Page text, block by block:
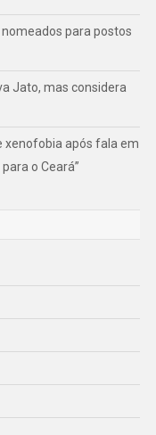
para postos
Jato, mas considera
xenofobia após fala em
o Ceará”